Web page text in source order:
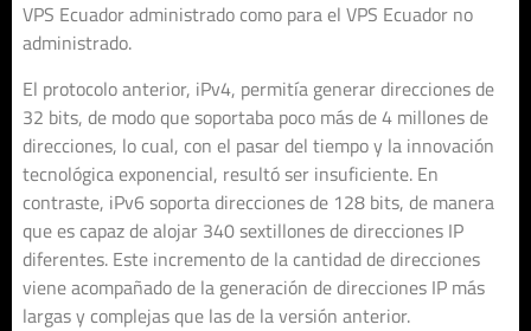
VPS Ecuador administrado como para el VPS Ecuador no
administrado.
El protocolo anterior, iPv4, permitía generar direcciones de
32 bits, de modo que soportaba poco más de 4 millones de
direcciones, lo cual, con el pasar del tiempo y la innovación
tecnológica exponencial, resultó ser insuficiente. En
contraste, iPv6 soporta direcciones de 128 bits, de manera
que es capaz de alojar 340 sextillones de direcciones IP
diferentes. Este incremento de la cantidad de direcciones
viene acompañado de la generación de direcciones IP más
largas y complejas que las de la versión anterior.